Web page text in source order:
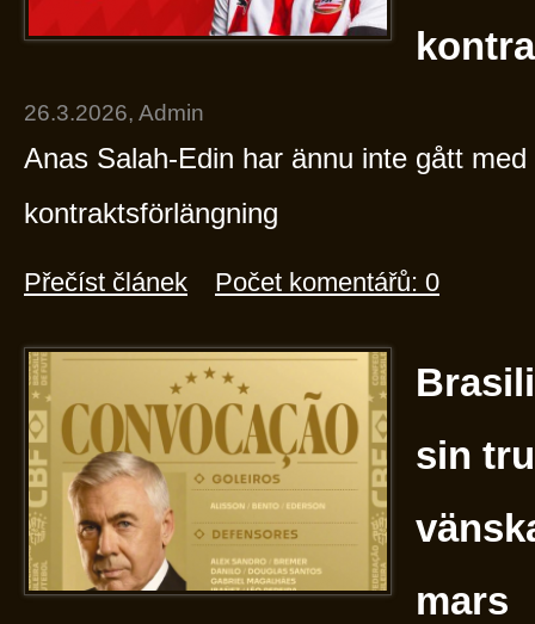
26.3.2026, Admin
Anas Salah-Edin har ännu inte gått med
kontraktsförlängning
Přečíst článek Počet komentářů: 0
sin
mars